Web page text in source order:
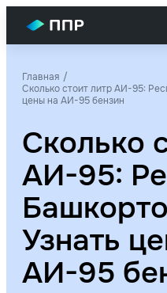
Главная
Сколько стоит литр АИ-95:
цены на АИ-95 бензин
Сколько
АИ-95:
Узнать
АИ-95